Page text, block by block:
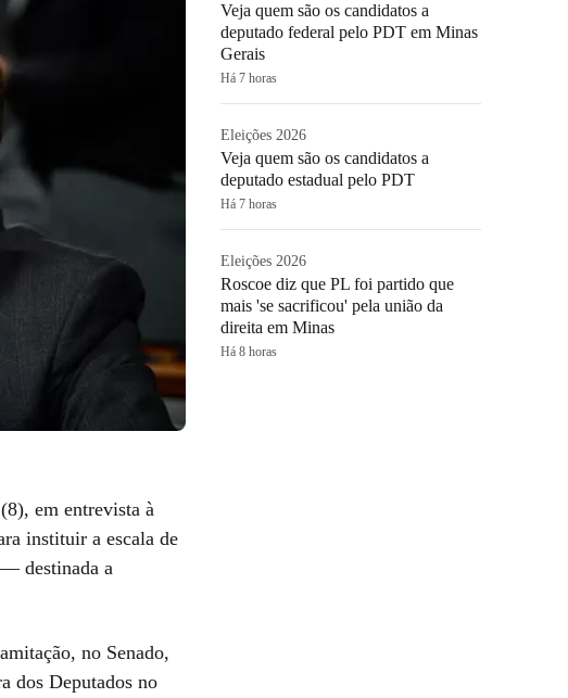
em entrevista à
instituir a escala de
destinada a
no Senado,
dos Deputados no
Veja quem são os candidatos a
deputado federal pelo PDT em Minas
Gerais
Há 7 horas
Eleições 2026
Veja quem são os candidatos a
deputado estadual pelo PDT
Há 7 horas
Eleições 2026
Roscoe diz que PL foi partido que
mais 'se sacrificou' pela união da
direita em Minas
Há 8 horas